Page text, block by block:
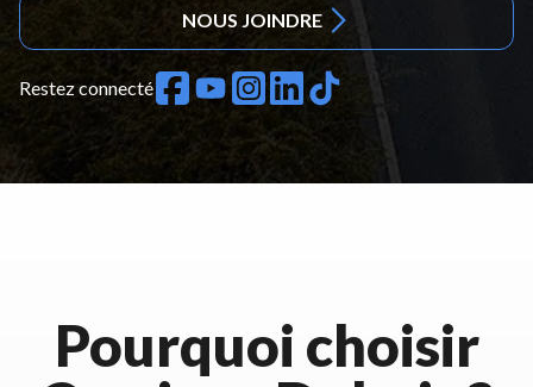
NOUS JOINDRE
Restez connecté
Pourquoi choisir